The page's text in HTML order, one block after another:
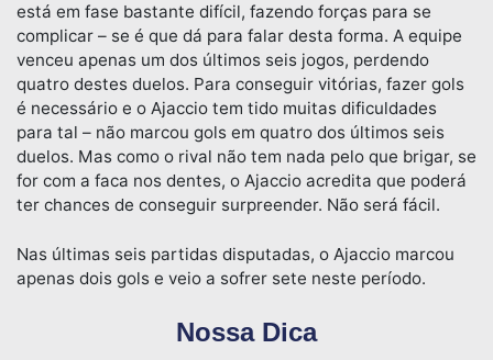
está em fase bastante difícil, fazendo forças para se
complicar – se é que dá para falar desta forma. A equipe
venceu apenas um dos últimos seis jogos, perdendo
quatro destes duelos. Para conseguir vitórias, fazer gols
é necessário e o Ajaccio tem tido muitas dificuldades
para tal – não marcou gols em quatro dos últimos seis
duelos. Mas como o rival não tem nada pelo que brigar, se
for com a faca nos dentes, o Ajaccio acredita que poderá
ter chances de conseguir surpreender. Não será fácil.
Nas últimas seis partidas disputadas, o Ajaccio marcou
apenas dois gols e veio a sofrer sete neste período.
Nossa Dica